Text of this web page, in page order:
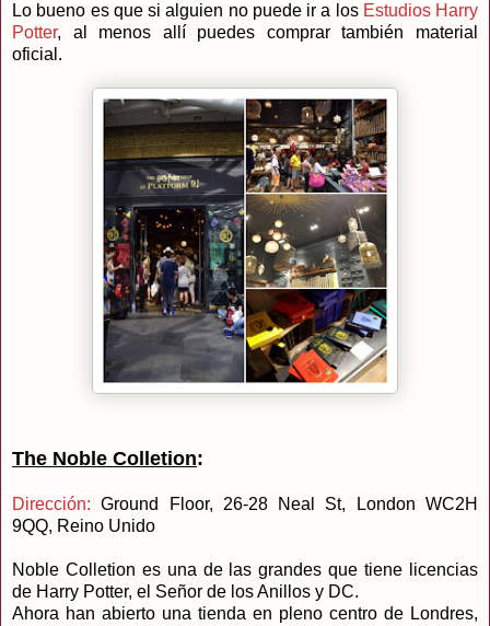
Lo bueno es que si alguien no puede ir a los Estudios Harry
Potter, al menos allí puedes comprar también material
oficial.
The Noble Colletion:
Dirección: Ground Floor, 26-28 Neal St, London WC2H
9QQ, Reino Unido
Noble Colletion es una de las grandes que tiene licencias
de Harry Potter, el Señor de los Anillos y DC.
Ahora han abierto una tienda en pleno centro de Londres,